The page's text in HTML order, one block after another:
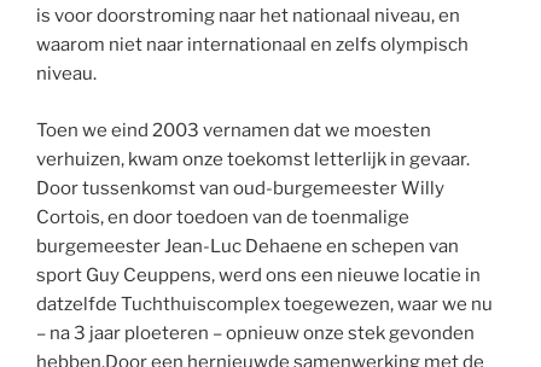
is voor doorstroming naar het nationaal niveau, en
waarom niet naar internationaal en zelfs olympisch
niveau.
Toen we eind 2003 vernamen dat we moesten
verhuizen, kwam onze toekomst letterlijk in gevaar.
Door tussenkomst van oud-burgemeester Willy
Cortois, en door toedoen van de toenmalige
burgemeester Jean-Luc Dehaene en schepen van
sport Guy Ceuppens, werd ons een nieuwe locatie in
datzelfde Tuchthuiscomplex toegewezen, waar we nu
– na 3 jaar ploeteren – opnieuw onze stek gevonden
hebben.Door een hernieuwde samenwerking met de